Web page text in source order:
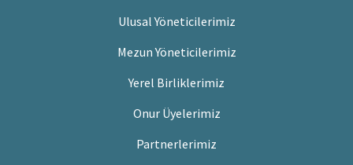
Ulusal Yöneticilerimiz
Mezun Yöneticilerimiz
Yerel Birliklerimiz
Onur Üyelerimiz
Partnerlerimiz